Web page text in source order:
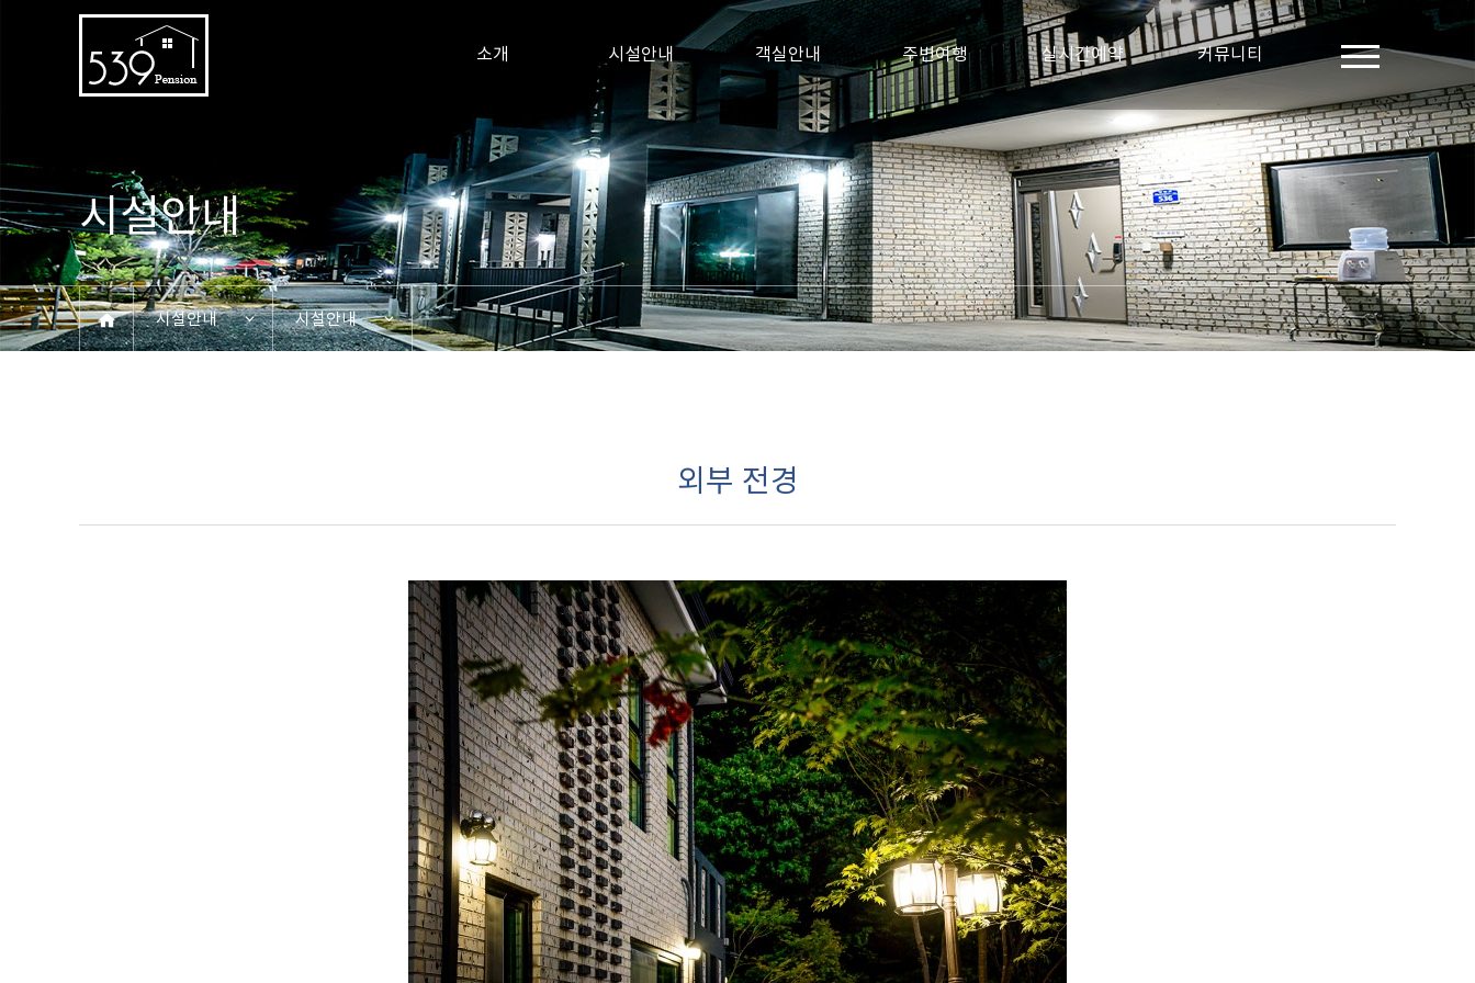
소개 시설안내 객실안내 주변여행 실시간예약 커뮤니티
시설안내
시설안내 시설안내
외부 전경